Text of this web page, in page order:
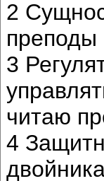
2
преподы
3
читаю
4